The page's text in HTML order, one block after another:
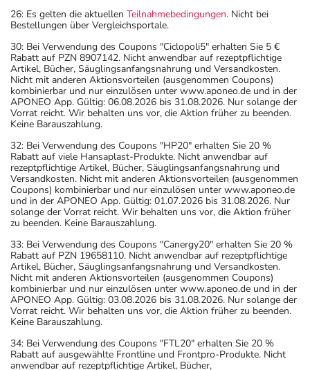
26: Es gelten die aktuellen Teilnahmebedingungen. Nicht bei
Bestellungen über Vergleichsportale.
30: Bei Verwendung des Coupons "Ciclopoli5" erhalten Sie 5 €
Rabatt auf PZN 8907142. Nicht anwendbar auf rezeptpflichtige
Artikel, Bücher, Säuglingsanfangsnahrung und Versandkosten.
Nicht mit anderen Aktionsvorteilen (ausgenommen Coupons)
kombinierbar und nur einzulösen unter www.aponeo.de und in der
APONEO App. Gültig: 06.08.2026 bis 31.08.2026. Nur solange der
Vorrat reicht. Wir behalten uns vor, die Aktion früher zu beenden.
Keine Barauszahlung.
32: Bei Verwendung des Coupons "HP20" erhalten Sie 20 %
Rabatt auf viele Hansaplast-Produkte. Nicht anwendbar auf
rezeptpflichtige Artikel, Bücher, Säuglingsanfangsnahrung und
Versandkosten. Nicht mit anderen Aktionsvorteilen (ausgenommen
Coupons) kombinierbar und nur einzulösen unter www.aponeo.de
und in der APONEO App. Gültig: 01.07.2026 bis 31.08.2026. Nur
solange der Vorrat reicht. Wir behalten uns vor, die Aktion früher
zu beenden. Keine Barauszahlung.
33: Bei Verwendung des Coupons "Canergy20" erhalten Sie 20 %
Rabatt auf PZN 19658110. Nicht anwendbar auf rezeptpflichtige
Artikel, Bücher, Säuglingsanfangsnahrung und Versandkosten.
Nicht mit anderen Aktionsvorteilen (ausgenommen Coupons)
kombinierbar und nur einzulösen unter www.aponeo.de und in der
APONEO App. Gültig: 03.08.2026 bis 31.08.2026. Nur solange der
Vorrat reicht. Wir behalten uns vor, die Aktion früher zu beenden.
Keine Barauszahlung.
34: Bei Verwendung des Coupons "FTL20" erhalten Sie 20 %
Rabatt auf ausgewählte Frontline und Frontpro-Produkte. Nicht
anwendbar auf rezeptpflichtige Artikel, Bücher,